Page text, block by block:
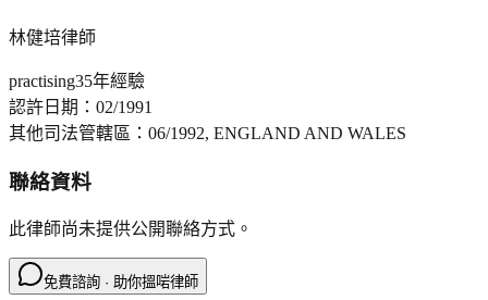
林健培律師
practising35年經驗
認許日期： 02/1991
其他司法管轄區： 06/1992, ENGLAND AND WALES
聯絡資料
此律師尚未提供公開聯絡方式。
免費諮詢 · 助你搵啱律師